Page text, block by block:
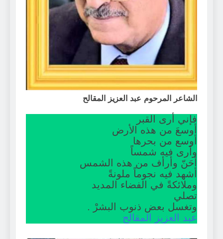
الشاعر المرحوم عبد العزيز المقالح
فإني أرى القبر
أوسعَ من هذه الأرض
أوسع من بحرها
وأرى فيه شمساً
أحَنّ وأرأف من هذه الشمس
أشهد فيه نجوماً ملونةً
وملائكةً في الفضاء المديد
تصلي
وتغسل بعض ذنوب البشرْ .
عبد العزيز المقالح